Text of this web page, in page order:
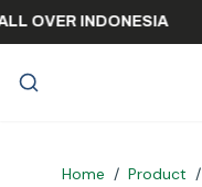
ALL OVER INDONESIA
Home / Product /